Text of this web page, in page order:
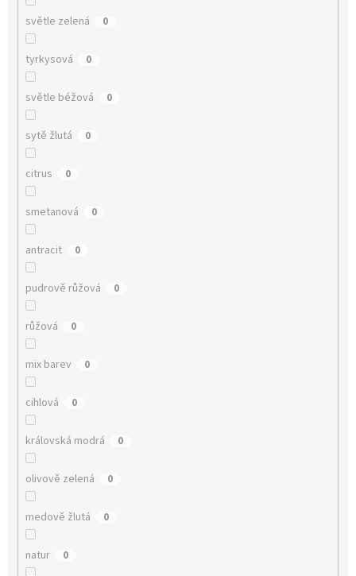
světle zelená 0
tyrkysová 0
světle béžová 0
sytě žlutá 0
citrus 0
smetanová 0
antracit 0
pudrově růžová 0
růžová 0
mix barev 0
cihlová 0
královská modrá 0
olivově zelená 0
medově žlutá 0
natur 0